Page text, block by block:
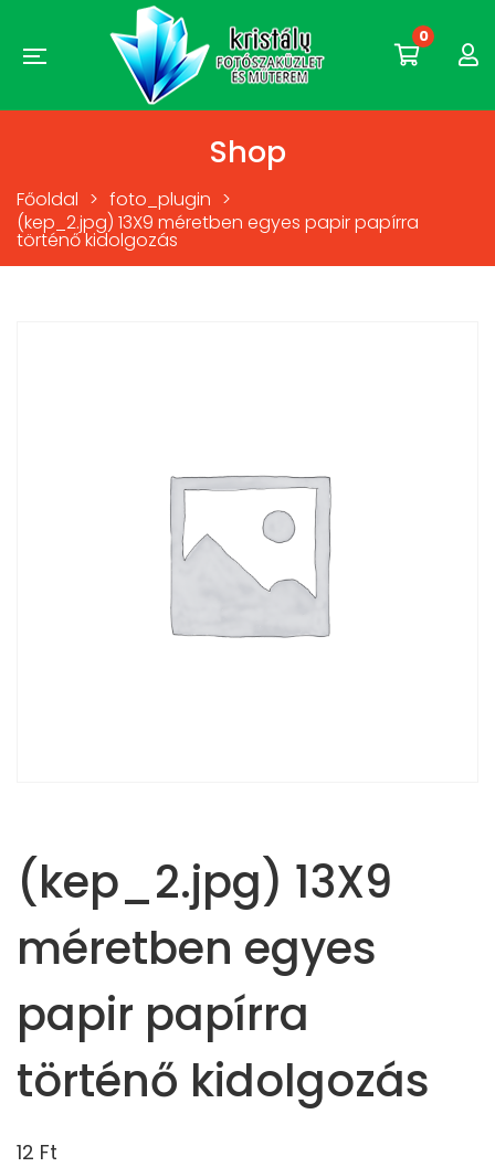
0
Shop
Főoldal > foto_plugin >
(kep_2.jpg) 13X9 méretben egyes papir papírra
történő kidolgozás
(kep_2.jpg) 13X9
méretben egyes
papir papírra
történő kidolgozás
12 Ft